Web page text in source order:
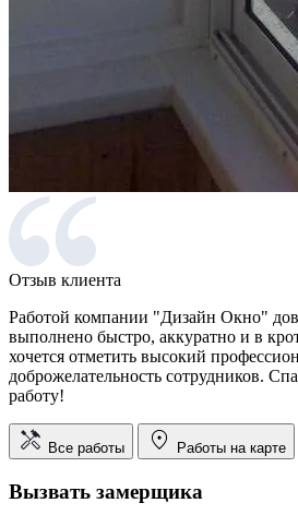
Отзыв клиента
Работой компании "Дизайн Окно"
выполнено быстро, аккуратно и в
хочется отметить высокий
доброжелательность сотрудников.
работу!
Все работы Работы на карте
Вызвать замерщика